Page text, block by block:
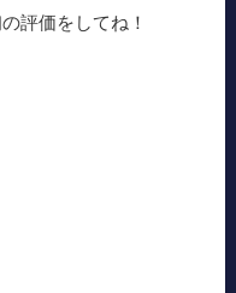
評価をしてね！